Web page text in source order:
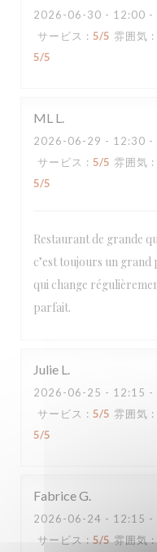
2026-06-30 - 12:00 -
サービス : 5/5 雰囲気 :
5/5
ML L
2026-06-29 - 12:30 -
サービス : 5/5 雰囲気 :
5/5
Restaurant de grande
c’est toujours un
qui change
parfait.
Julie L
2026-06-25 - 12:15 -
サービス : 5/5 雰囲気 :
5/5
FabriceG
2026-06-24 - 12:15 -
サービス : 5/5 雰囲気: